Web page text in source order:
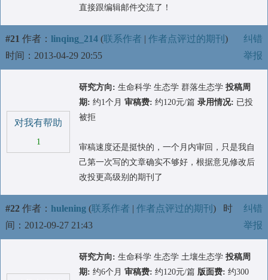
直接跟编辑邮件交流了！
#21 作者： linqing_214 (联系作者 | 作者点评过的期刊 )
时间：2013-04-29 20:55
纠错
举报
对我有帮助
1
研究方向: 生命科学 生态学 群落生态学 投稿周
期: 约1个月 审稿费: 约120元/篇 录用情况: 已投
被拒
审稿速度还是挺快的，一个月内审回，只是我自
己第一次写的文章确实不够好，根据意见修改后
改投更高级别的期刊了
#22 作者： hulening (联系作者 | 作者点评过的期刊 ) 时
间：2012-09-27 21:43
纠错
举报
研究方向: 生命科学 生态学 土壤生态学 投稿周
期: 约6个月 审稿费: 约120元/篇 版面费: 约300